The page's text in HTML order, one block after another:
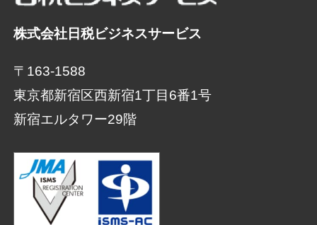
株式会社日税ビジネスサービス
〒163-1588
東京都新宿区西新宿1丁目6番1号
新宿エルタワー29階